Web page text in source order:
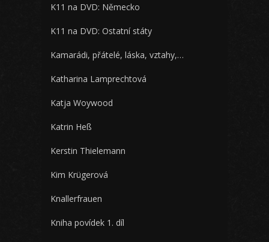
K11 na DVD: Německo
K11 na DVD: Ostatní státy
Kamarádi, přátelé, láska, vztahy,…
Katharina Lamprechtová
Katja Woywood
Katrin Heß
Kerstin Thielemann
Kim Krügerová
Knallerfrauen
Kniha povídek 1. díl